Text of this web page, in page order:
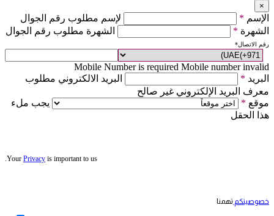
×
الإسم *
لإسم مطلوب رقم الجوال
الشهرة * الشهرة مطلوب رقم الجوال
رقم الاتصال*
Mobile Number is required Mobile number invalid
البريد *
البريد الالكتروني مطلوب
معرف البريد الإلكتروني غير صالح
موقع *
يجب ملء
هذا الحقل
Your Privacy is important to us.
خصوصيتكم تهمنا